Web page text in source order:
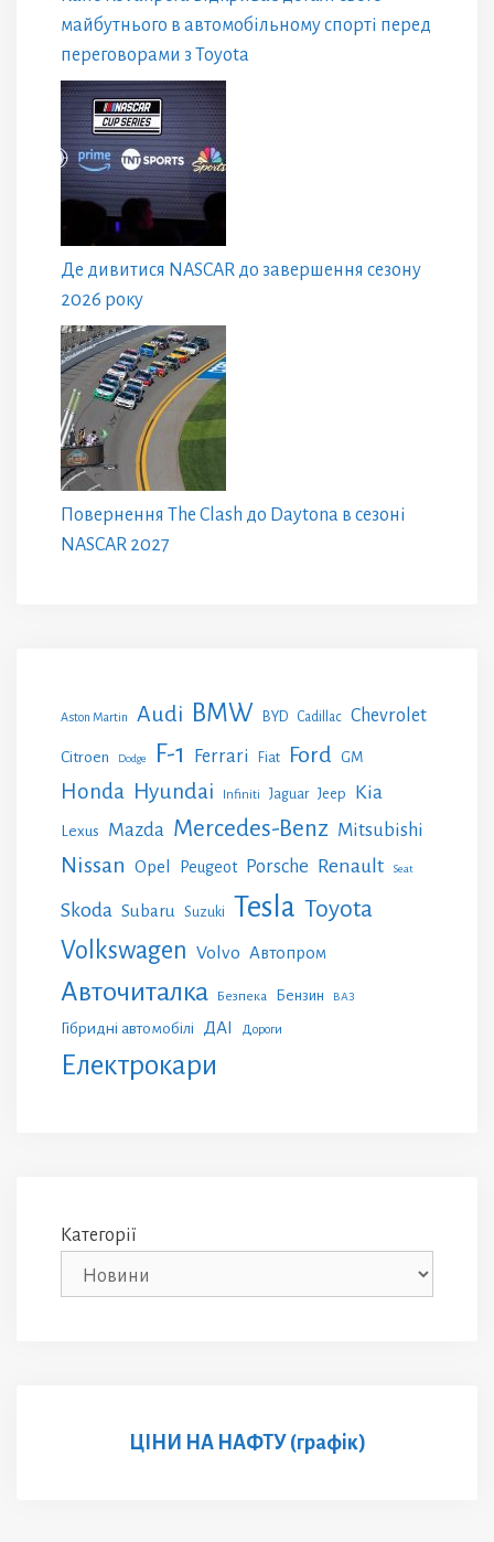
майбутнього в автомобільному спорті перед
переговорами з Toyota
Де дивитися NASCAR до завершення сезону
2026 року
Повернення The Clash до Daytona в сезоні
NASCAR 2027
Aston Martin Audi BMW BYD Cadillac Chevrolet
Citroen Dodge F-1 Ferrari Fiat Ford GM
Honda Hyundai Infiniti Jaguar Jeep Kia
Lexus Mazda Mercedes-Benz Mitsubishi
Nissan Opel Peugeot Porsche Renault Seat
Skoda Subaru Suzuki Tesla Toyota
Volkswagen Volvo Автопром
Авточиталка Безпека Бензин ВАЗ
Гібридні автомобілі ДАІ Дороги
Електрокари
Категорії
ЦІНИ НА НАФТУ (графік)